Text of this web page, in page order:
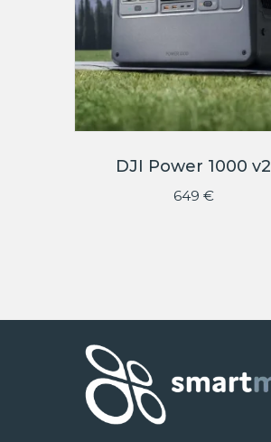
DJI Power 1000 v2
649 €